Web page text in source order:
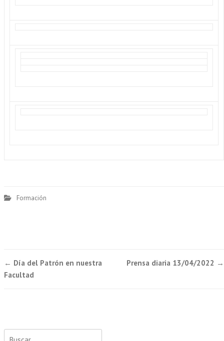
Formación
Post
navigation
← Día del Patrón en nuestra
Facultad
Prensa diaria 13/04/2022 →